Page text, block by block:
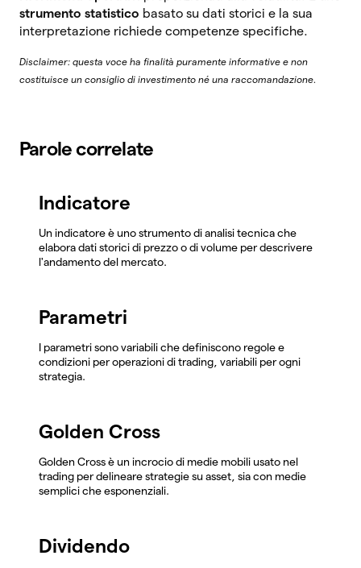
strumento statistico basato su dati storici e la sua
interpretazione richiede competenze specifiche.
Disclaimer: questa voce ha finalità puramente informative e non
costituisce un consiglio di investimento né una raccomandazione.
Parole correlate
Indicatore
Un indicatore è uno strumento di analisi tecnica che
elabora dati storici di prezzo o di volume per descrivere
l'andamento del mercato.
Parametri
I parametri sono variabili che definiscono regole e
condizioni per operazioni di trading, variabili per ogni
strategia.
Golden Cross
Golden Cross è un incrocio di medie mobili usato nel
trading per delineare strategie su asset, sia con medie
semplici che esponenziali.
Dividendo